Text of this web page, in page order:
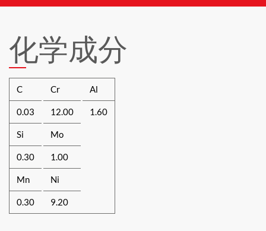
化学成分
C
0.03
Si
0.30
Mn
0.30
Cr
12.00
Mo
1.00
Ni
9.20
Al
1.60